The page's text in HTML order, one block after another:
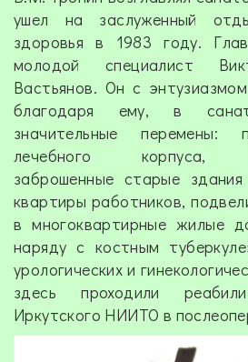
ушел на заслуженный
здоровья в 1983 году.
молодой специалист
Вастьянов. Он с
благодаря ему, в
значительные перемены:
лечебного корпуса,
заброшенные старые
квартиры работников,
в многоквартирные жилые
наряду с костным
урологических и
здесь проходили
Иркутского НИИТО в